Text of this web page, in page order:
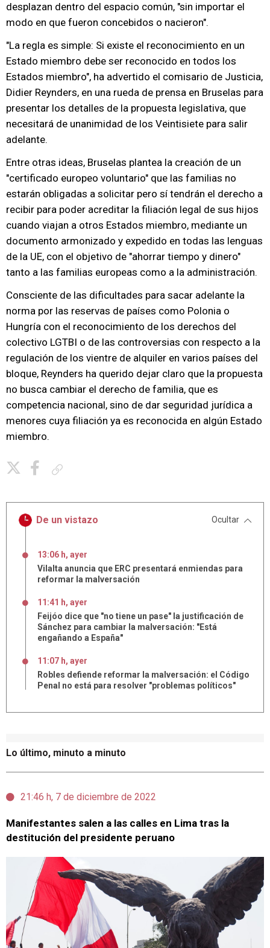
desplazan dentro del espacio común, "sin importar el
modo en que fueron concebidos o nacieron".
"La regla es simple: Si existe el reconocimiento en un
Estado miembro debe ser reconocido en todos los
Estados miembro", ha advertido el comisario de Justicia,
Didier Reynders, en una rueda de prensa en Bruselas para
presentar los detalles de la propuesta legislativa, que
necesitará de unanimidad de los Veintisiete para salir
adelante.
Entre otras ideas, Bruselas plantea la creación de un
"certificado europeo voluntario" que las familias no
estarán obligadas a solicitar pero sí tendrán el derecho a
recibir para poder acreditar la filiación legal de sus hijos
cuando viajan a otros Estados miembro, mediante un
documento armonizado y expedido en todas las lenguas
de la UE, con el objetivo de "ahorrar tiempo y dinero"
tanto a las familias europeas como a la administración.
Consciente de las dificultades para sacar adelante la
norma por las reservas de países como Polonia o
Hungría con el reconocimiento de los derechos del
colectivo LGTBI o de las controversias con respecto a la
regulación de los vientre de alquiler en varios países del
bloque, Reynders ha querido dejar claro que la propuesta
no busca cambiar el derecho de familia, que es
competencia nacional, sino de dar seguridad jurídica a
menores cuya filiación ya es reconocida en algún Estado
miembro.
Lo último, minuto a minuto
21:46 h, 7 de diciembre de 2022
Manifestantes salen a las calles en Lima tras la
destitución del presidente peruano
De un vistazo Ocultar
13:06 h, ayer
Vilalta anuncia que ERC presentará enmiendas para
reformar la malversación
11:41 h, ayer
Feijóo dice que "no tiene un pase" la justificación de
Sánchez para cambiar la malversación: "Está
engañando a España"
11:07 h, ayer
Robles defiende reformar la malversación: el Código
Penal no está para resolver "problemas políticos"